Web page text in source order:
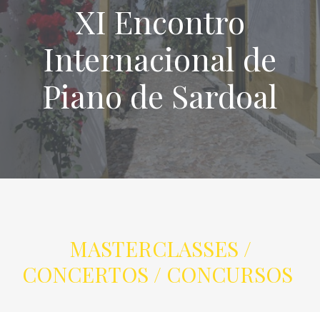
XI Encontro
Internacional de
Piano de Sardoal
MASTERCLASSES /
CONCERTOS / CONCURSOS